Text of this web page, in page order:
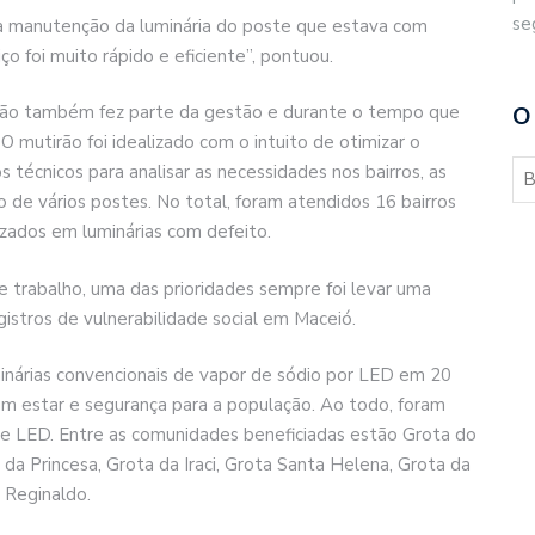
da luminária do poste que estava com
foi muito rápido e eficiente”, pontuou.
também fez parte da gestão e durante o tempo que
mutirão foi idealizado com o intuito de otimizar o
para analisar as necessidades nos bairros, as
de vários postes. No total, foram atendidos 16 bairros
em luminárias com defeito.
uma das prioridades sempre foi levar uma
de vulnerabilidade social em Maceió.
convencionais de vapor de sódio por LED em 20
estar e segurança para a população. Ao todo, foram
LED. Entre as comunidades beneficiadas estão Grota do
Princesa, Grota da Iraci, Grota Santa Helena, Grota da